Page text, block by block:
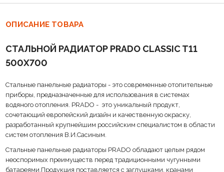
ОПИСАНИЕ ТОВАРА
CТАЛЬНОЙ РАДИАТОР PRADO CLASSIC T11
500Х700
Стальные панельные радиаторы - это современные отопительные
приборы, предназначенные для использования в системах
водяного отопления. PRADO - это уникальный продукт,
сочетающий европейский дизайн и качественную окраску,
разработанный крупнейшим российским специалистом в области
систем отопления В.И.Сасиным.
Стальные панельные радиаторы PRADO обладают целым рядом
неоспоримых преимуществ перед традиционными чугунными
батареями.Продукция поставляется с заглушками, кранами